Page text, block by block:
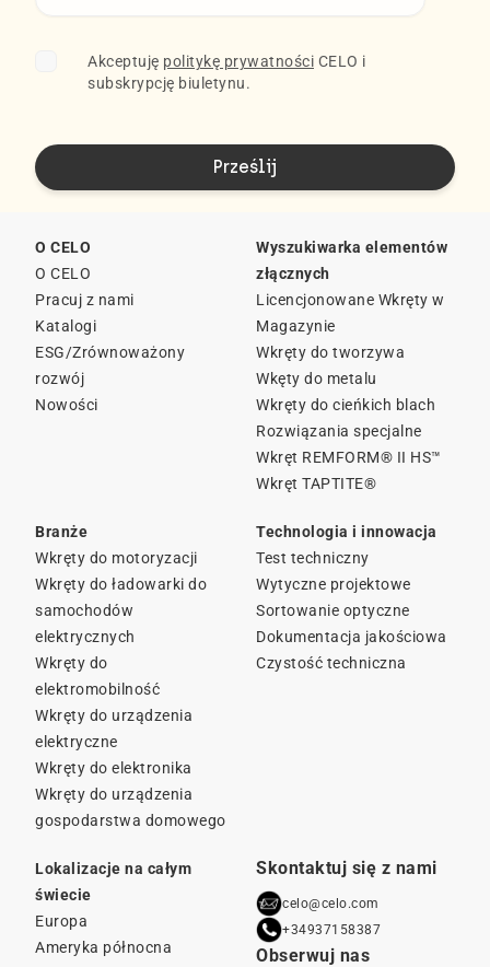
Akceptuję politykę prywatności CELO i
subskrypcję biuletynu.
O CELO
O CELO
Pracuj z nami
Katalogi
ESG/Zrównoważony
rozwój
Nowości
Wyszukiwarka elementów
złącznych
Licencjonowane Wkręty w
Magazynie
Wkręty do tworzywa
Wkęty do metalu
Wkręty do cieńkich blach
Rozwiązania specjalne
Wkręt REMFORM® II HS™
Wkręt TAPTITE®
Branże
Wkręty do motoryzacji
Wkręty do ładowarki do
samochodów
elektrycznych
Wkręty do
elektromobilność
Wkręty do urządzenia
elektryczne
Wkręty do elektronika
Wkręty do urządzenia
gospodarstwa domowego
Technologia i innowacja
Test techniczny
Wytyczne projektowe
Sortowanie optyczne
Dokumentacja jakościowa
Czystość techniczna
Lokalizacje na całym
świecie
Europa
Ameryka północna
Skontaktuj się z nami
celo@celo.com
+34937158387
Obserwuj nas